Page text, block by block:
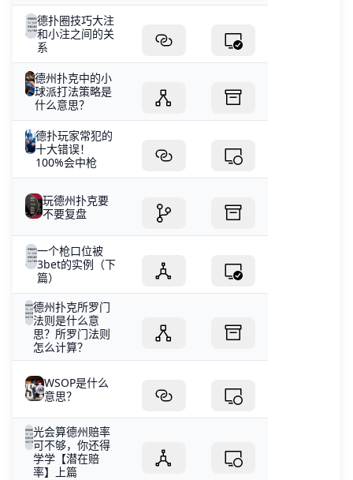
德扑圈技巧大注
和小注之间的关
系
德州扑克中的小
球派打法策略是
什么意思？
德扑玩家常犯的
十大错误！
100%会中枪
玩德州扑克要
不要复盘
一个枪口位被
3bet的实例（下
篇）
德州扑克所罗门
法则是什么意
思？所罗门法则
怎么计算？
WSOP是什么
意思？
光会算德州赔率
可不够，你还得
学学【潜在赔
率】上篇